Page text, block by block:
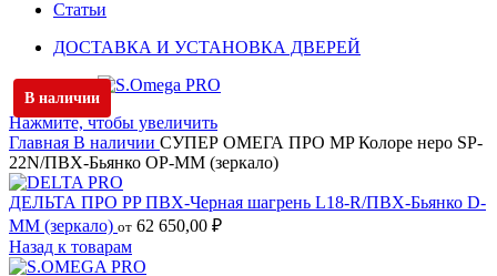
Статьи
ДОСТАВКА И УСТАНОВКА ДВЕРЕЙ
В наличии
Нажмите, чтобы увеличить
Главная В наличии СУПЕР ОМЕГА ПРО MP Колоре неро SP-
22N/ПВХ-Бьянко OP-MM (зеркало)
ДЕЛЬТА ПРО PP ПВХ-Черная шагрень L18-R/ПВХ-Бьянко D-
MM (зеркало) от 62 650,00 ₽
Назад к товарам